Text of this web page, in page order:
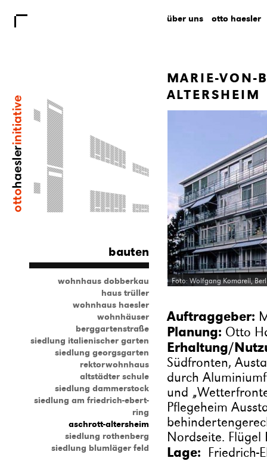
bauten
wohnhaus dobberkau
haus trüller
wohnhaus haesler
wohnhäuser
berggartenstraße
siedlung italienischer garten
siedlung georgsgarten
rektorwohnhaus
altstädter schule
siedlung dammerstock
siedlung am friedrich-ebert-
ring
aschrott-altersheim
siedlung rothenberg
siedlung blumläger feld
über uns otto haesler
MARIE-VON-
ALTERSHEIM
Foto: Wolfgang Komarell,
Auftraggeber:
Planung: Otto
Erhaltung/
Südfronten,
durch
und
Pflegeheim
Nordseite.
Lage: Friedrich-